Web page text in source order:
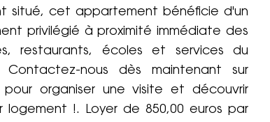
situé, cet appartement bénéficie d'un
privilégié à proximité immédiate des
restaurants, écoles et services du
Contactez-nous dès maintenant sur
pour organiser une visite et découvrir
logement !. Loyer de 850,00 euros par